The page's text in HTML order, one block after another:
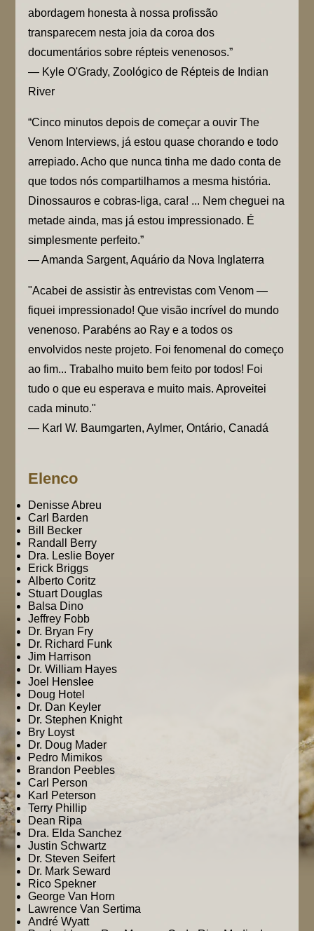
abordagem honesta à nossa profissão
transparecem nesta joia da coroa dos
documentários sobre répteis venenosos.”
— Kyle O'Grady, Zoológico de Répteis de Indian
River
“Cinco minutos depois de começar a ouvir The
Venom Interviews, já estou quase chorando e todo
arrepiado. Acho que nunca tinha me dado conta de
que todos nós compartilhamos a mesma história.
Dinossauros e cobras-liga, cara! ... Nem cheguei na
metade ainda, mas já estou impressionado. É
simplesmente perfeito.”
— Amanda Sargent, Aquário da Nova Inglaterra
"Acabei de assistir às entrevistas com Venom —
fiquei impressionado! Que visão incrível do mundo
venenoso. Parabéns ao Ray e a todos os
envolvidos neste projeto. Foi fenomenal do começo
ao fim... Trabalho muito bem feito por todos! Foi
tudo o que eu esperava e muito mais. Aproveitei
cada minuto."
— Karl W. Baumgarten, Aylmer, Ontário, Canadá
Elenco
Denisse Abreu
Carl Barden
Bill Becker
Randall Berry
Dra. Leslie Boyer
Erick Briggs
Alberto Coritz
Stuart Douglas
Balsa Dino
Jeffrey Fobb
Dr. Bryan Fry
Dr. Richard Funk
Jim Harrison
Dr. William Hayes
Joel Henslee
Doug Hotel
Dr. Dan Keyler
Dr. Stephen Knight
Bry Loyst
Dr. Doug Mader
Pedro Mimikos
Brandon Peebles
Carl Person
Karl Peterson
Terry Phillip
Dean Ripa
Dra. Elda Sanchez
Justin Schwartz
Dr. Steven Seifert
Dr. Mark Seward
Rico Spekner
George Van Horn
Lawrence Van Sertima
André Wyatt